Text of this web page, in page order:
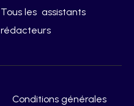
Tous les
rédacteurs
assistants
Conditions générales